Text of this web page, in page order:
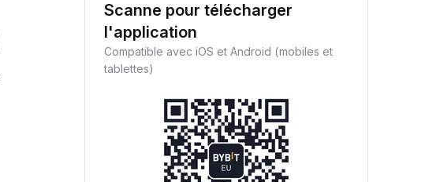
Scanne pour télécharger
l'application
Compatible avec iOS et Android (mobiles et
tablettes)